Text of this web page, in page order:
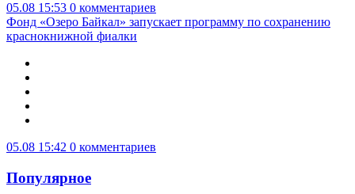
05.08 15:53 0 комментариев
Фонд «Озеро Байкал» запускает программу по сохранению
краснокнижной фиалки
05.08 15:42 0 комментариев
Популярное